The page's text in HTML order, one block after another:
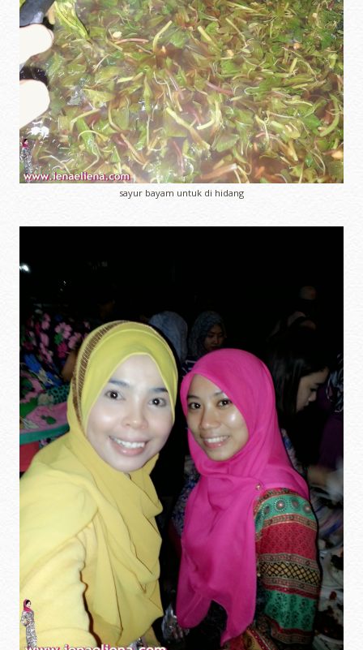
sayur bayam untuk di hidang